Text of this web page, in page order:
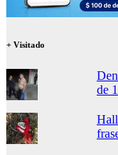
+ Visitado
de